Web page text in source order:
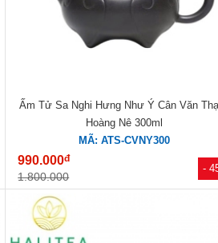
-
Ấm Tử Sa Nghi Hưng Như Ý Cân Văn
Hoàng Nê 300ml
MÃ: ATS-CVNY300
990.000đ
1.800.000